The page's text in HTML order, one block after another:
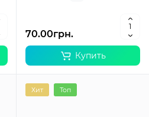
70.00грн.
Купить
Хит Топ